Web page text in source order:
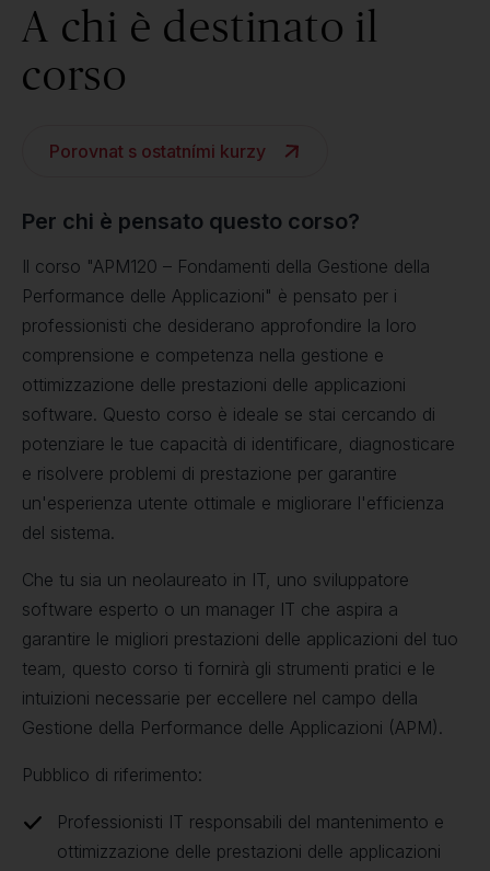
A chi è destinato il
corso
Porovnat s ostatními kurzy
Per chi è pensato questo corso?
Il corso "APM120 – Fondamenti della Gestione della
Performance delle Applicazioni" è pensato per i
professionisti che desiderano approfondire la loro
comprensione e competenza nella gestione e
ottimizzazione delle prestazioni delle applicazioni
software. Questo corso è ideale se stai cercando di
potenziare le tue capacità di identificare, diagnosticare
e risolvere problemi di prestazione per garantire
un'esperienza utente ottimale e migliorare l'efficienza
del sistema.
Che tu sia un neolaureato in IT, uno sviluppatore
software esperto o un manager IT che aspira a
garantire le migliori prestazioni delle applicazioni del tuo
team, questo corso ti fornirà gli strumenti pratici e le
intuizioni necessarie per eccellere nel campo della
Gestione della Performance delle Applicazioni (APM).
Pubblico di riferimento:
Professionisti IT responsabili del mantenimento e
ottimizzazione delle prestazioni delle applicazioni